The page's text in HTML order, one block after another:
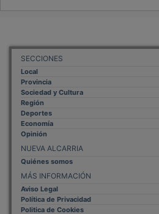
Local
Sociedad y Cultura
Región
Deportes
Economía
Opinión
NUEVA ALCARRIA
Quiénes somos
MÁS INFORMACIÓN
Aviso Legal
Politica de Cookies
Mas informacion sobre las cookies